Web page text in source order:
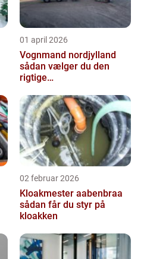
01 april 2026
Vognmand nordjylland
sådan vælger du den
rigtige
02 februar 2026
Kloakmester aabenbraa
sådan får du styr på
kloakken